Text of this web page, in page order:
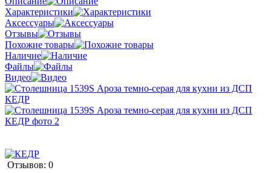
Характеристики
Аксессуары
Отзывы
Похожие товары
Наличие
Файлы
Видео
Отзывов: 0